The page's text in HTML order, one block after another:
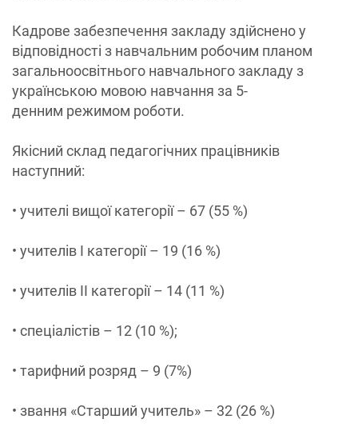
Кадрове забезпечення закладу здійснено у
відповідності з навчальним робочим планом
загальноосвітнього навчального закладу з
українською мовою навчання за 5-
денним режимом роботи.
Якісний склад педагогічних працівників
наступний:
• учителі вищої категорії – 67 (55 %)
• учителів І категорії – 19 (16 %)
• учителів ІІ категорії – 14 (11 %)
• спеціалістів – 12 (10 %);
• тарифний розряд – 9 (7%)
• звання «Старший учитель» – 32 (26 %)